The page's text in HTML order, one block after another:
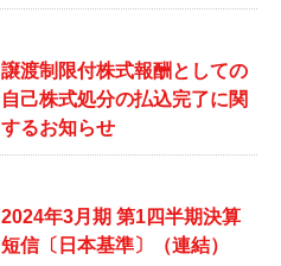
譲渡制限付株式報酬としての
自己株式処分の払込完了に関
するお知らせ
2024年3月期 第1四半期決算
短信〔日本基準〕（連結）